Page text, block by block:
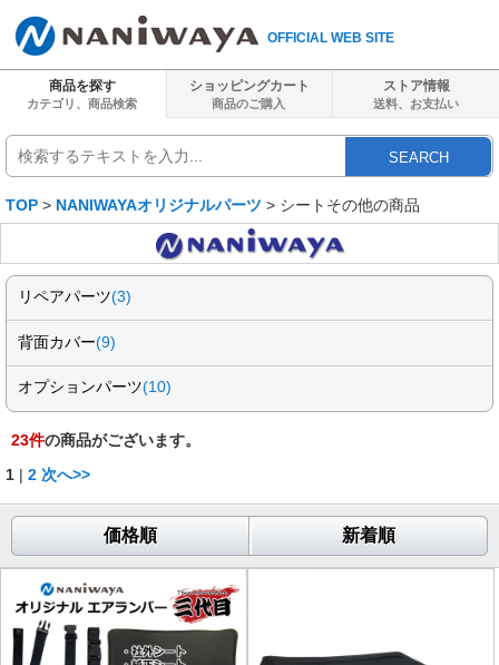
OFFICIAL WEB SITE
商品を探す
カテゴリ、商品検索
ショッピングカート
商品のご購入
ストア情報
送料、 お支払い
SEARCH
TOP > NANIWAYAオリジナルパーツ > シートその他の商品
リペアパーツ(3)
背面カバー(9)
オプションパーツ(10)
23件の商品がございます。
1 | 2 次へ>>
価格順 新着順